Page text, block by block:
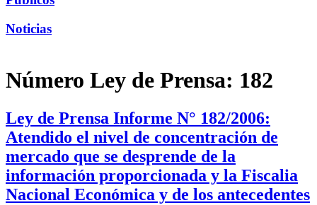
Noticias
Número Ley de Prensa: 182
Ley de Prensa Informe N° 182/2006:
Atendido el nivel de concentración de
mercado que se desprende de la
información proporcionada y la Fiscalia
Nacional Económica y de los antecedentes